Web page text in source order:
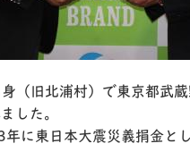
（旧北浦村）で東京都武
した。
に東日本大震災義捐金と